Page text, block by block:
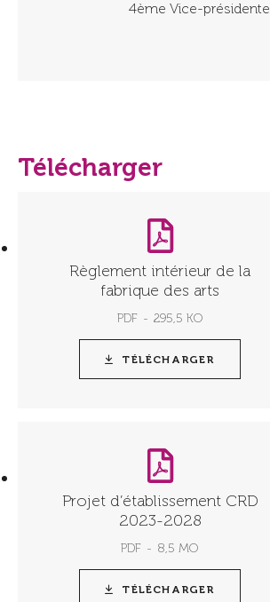
4ème Vice-présidente
Télécharger
Règlement intérieur de la
fabrique des arts
PDF 295,5 KO
TÉLÉCHARGER
Projet d’établissement CRD
2023-2028
PDF 8,5 MO
TÉLÉCHARGER